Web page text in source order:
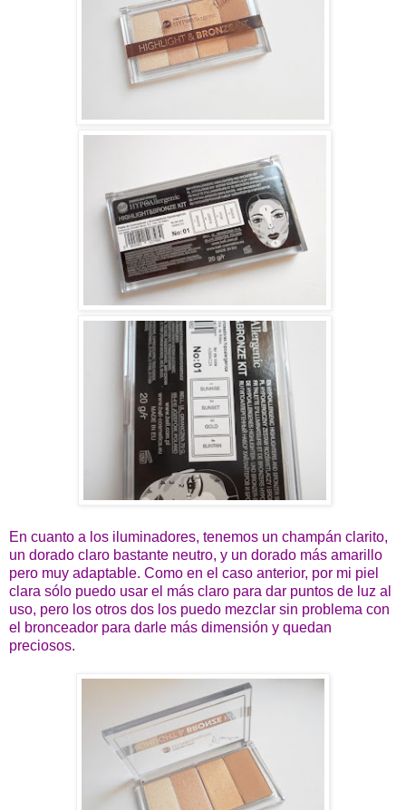
En cuanto a los iluminadores, tenemos un champán clarito,
un dorado claro bastante neutro, y un dorado más amarillo
pero muy adaptable. Como en el caso anterior, por mi piel
clara sólo puedo usar el más claro para dar puntos de luz al
uso, pero los otros dos los puedo mezclar sin problema con
el bronceador para darle más dimensión y quedan
preciosos.